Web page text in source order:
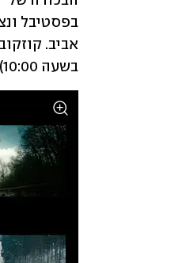
בשעה 10:00) וכדאי מאוד לנצל את ההזדמנות לפגוש אותו. בהמשך הסרט ישודר בערוץ HOT8.